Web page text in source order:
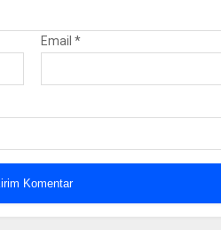
Email *